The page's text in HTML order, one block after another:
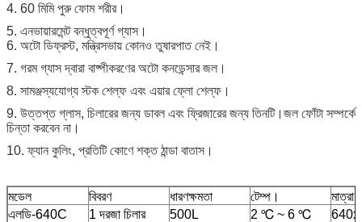
4. 60 মিমি পুরু ফোম শরীর।
5. এনভায়ারমেন্ট বন্ধুত্বপূর্ণ গ্যাস।
6. অটো ডিফ্রস্ট, মন্ত্রিসভায় কোনও তুষারপাত নেই।
7. গরম গ্যাস দ্বারা বাষ্পীকরণের অটো কনডেন্সার জল।
8. সামঞ্জস্যযোগ্য স্টক শেল্ফ এবং এয়ার ফ্লো শেল্ফ।
9. উত্তপ্ত গ্লাস, চিলারের জন্য ডাবল এবং ফ্রিজারের জন্য তিনটি।জল ফোঁটা সম্পর্কে
চিন্তা করবেন না।
10. ফ্যান কুলিং, প্রতিটি কোণে শক্ত ঠান্ডা বাতাস।
মডেল বিবরণ ধারণক্ষমতা টেম্প।
মাত্রা
এলডি-640C
1 দরজা চিলার 500L 2 ℃ ~ 6 ℃